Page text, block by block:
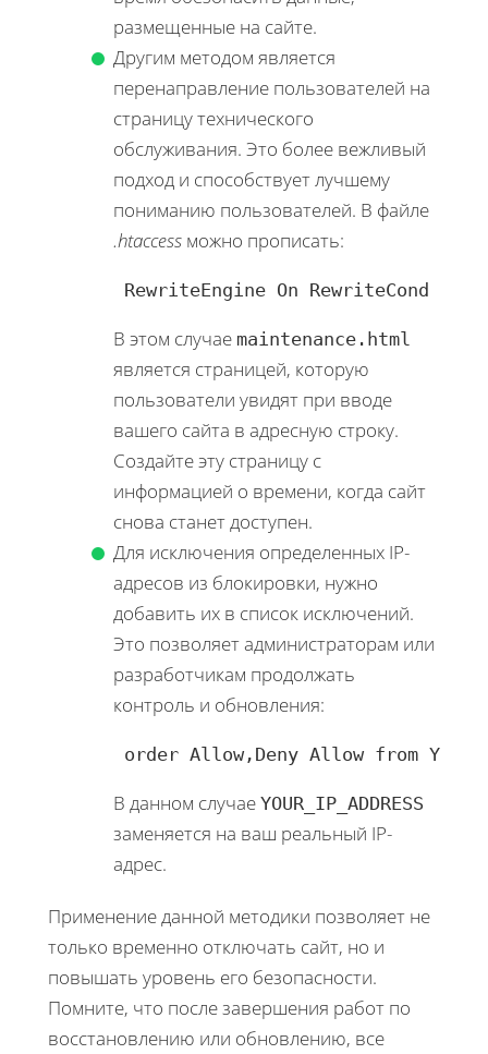
размещенные на сайте.
Другим методом является
перенаправление пользователей на
страницу технического
обслуживания. Это более вежливый
подход и способствует лучшему
пониманию пользователей. В файле
.htaccess можно прописать:
RewriteEngine On RewriteCond
В этом случае maintenance.html
является страницей, которую
пользователи увидят при вводе
вашего сайта в адресную строку.
Создайте эту страницу с
информацией о времени, когда сайт
снова станет доступен.
Для исключения определенных IP-
адресов из блокировки, нужно
добавить их в список исключений.
Это позволяет администраторам или
разработчикам продолжать
контроль и обновления:
order Allow,Deny Allow from
В данном случае YOUR_IP_ADDRESS
заменяется на ваш реальный IP-
адрес.
Применение данной методики позволяет не
только временно отключать сайт, но и
повышать уровень его безопасности.
Помните, что после завершения работ по
восстановлению или обновлению, все